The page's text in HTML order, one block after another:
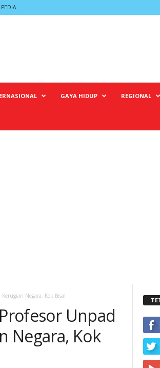
PEDIA
GAYA HIDUP REGIONAL
Negara, Kok Bisa!
Unpad
Negara, Kok